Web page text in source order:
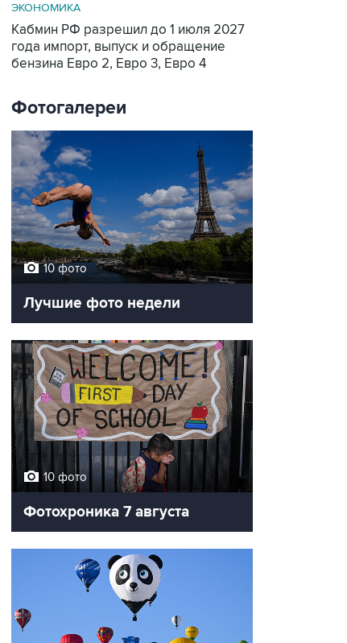
ЭКОНОМИКА
Кабмин РФ разрешил до 1 июля 2027
года импорт, выпуск и обращение
бензина Евро 2, Евро 3, Евро 4
Фотогалереи
10 фото
Лучшие фото недели
10 фото
Фотохроника 7 августа